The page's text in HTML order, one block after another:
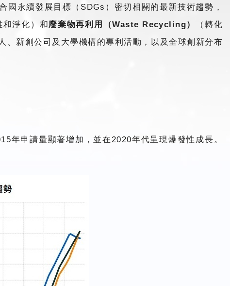
永續發展目標（SDGs）密切相關的最新技術趨勢，
和淨化）和廢棄物再利用（Waste Recycling）
（轉化
、新創公司及大學機構的專利活動，以及全球創新分布
年申請量顯著增加，並在2020年代呈現爆發性成長。